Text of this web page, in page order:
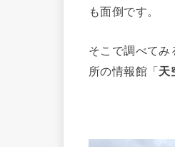
も面倒です。
そこで調べて
所の情報館「天